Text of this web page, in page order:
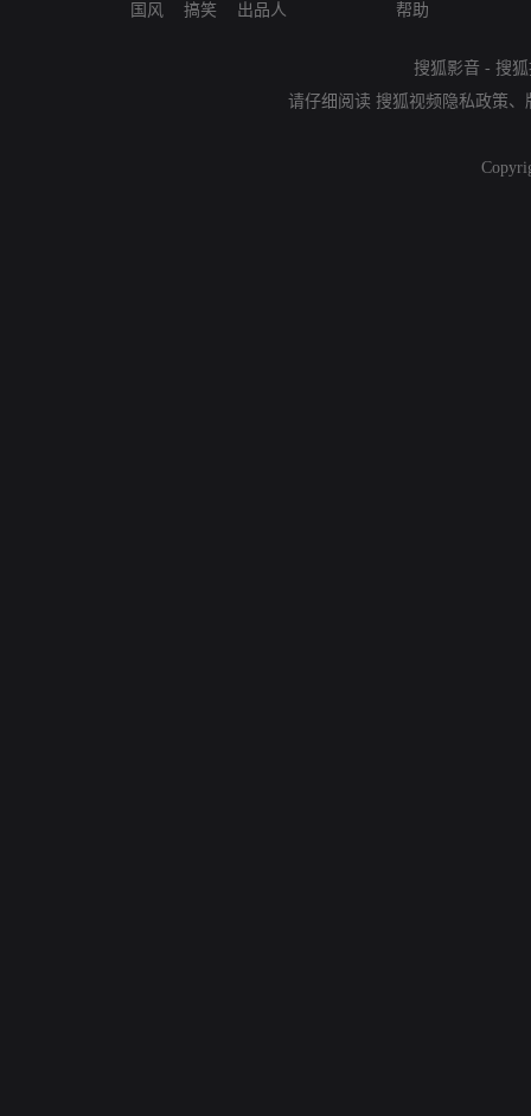
国风
搞笑
出品人
帮助
搜狐影音 - 搜
请仔细阅读 搜狐视频隐私政策、